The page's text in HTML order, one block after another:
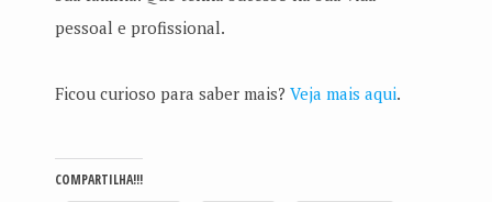
pessoal e profissional.
Ficou curioso para saber mais? Veja mais aqui.
COMPARTILHA!!!